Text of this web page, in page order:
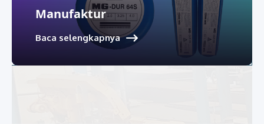
Manufaktur
Baca selengkapnya